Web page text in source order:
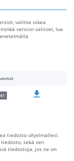
valitse oikea
version valitset, lue
tiedosto ohjelmallesi.
sekä sen
tiedostoja, jos ne on